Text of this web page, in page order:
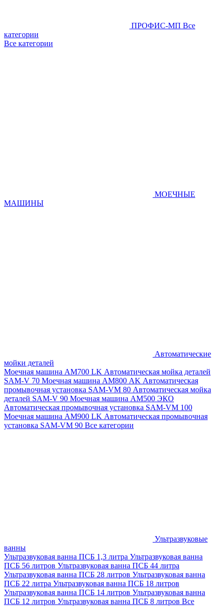
ПРОФИС-МП Все
категории
Все категории
МОЕЧНЫЕ
МАШИНЫ
Автоматические
мойки деталей
Моечная машина AM700 LK Автоматическая мойка деталей
SAM-V 70 Моечная машина АМ800 AK Автоматическая
промывочная установка SAM-VM 80 Автоматическая мойка
деталей SAM-V 90 Моечная машина АМ500 ЭКО
Автоматическая промывочная установка SAM-VM 100
Моечная машина AM900 LK Автоматическая промывочная
установка SAM-VM 90 Все категории
Ультразвуковые
ванны
Ультразвуковая ванна ПСБ 1,3 литра Ультразвуковая ванна
ПСБ 56 литров Ультразвуковая ванна ПСБ 44 литра
Ультразвуковая ванна ПСБ 28 литров Ультразвуковая ванна
ПСБ 22 литра Ультразвуковая ванна ПСБ 18 литров
Ультразвуковая ванна ПСБ 14 литров Ультразвуковая ванна
ПСБ 12 литров Ультразвуковая ванна ПСБ 8 литров Все